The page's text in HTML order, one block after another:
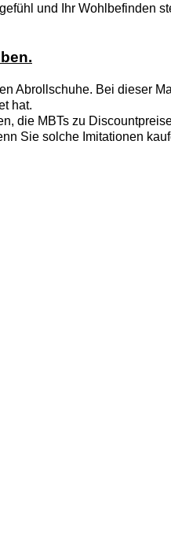
und Ihr Wohlbefinden
Abrollschuhe. Bei dieser
hat.
die MBTs zu
Sie solche Imitationen